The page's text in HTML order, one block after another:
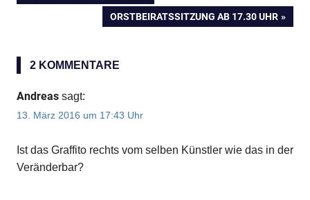
Beitragsnavigation
NÄCHSTER
ORSTBEIRATSSITZUNG AB 17.30 UHR
2 KOMMENTARE
Andreas sagt:
13. März 2016 um 17:43 Uhr
Ist das Graffito rechts vom selben Künstler wie das in der
Veränderbar?